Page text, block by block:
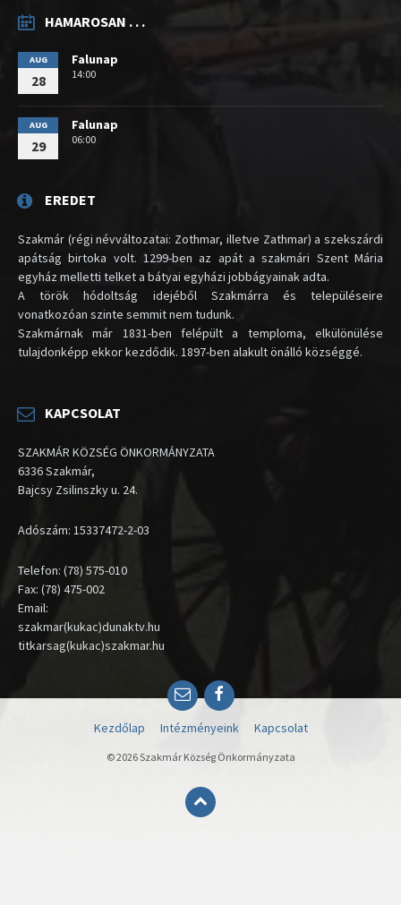
HAMAROSAN . . .
AUG
28
Falunap
14:00
AUG
29
Falunap
06:00
EREDET
Szakmár (régi névváltozatai: Zothmar, illetve Zathmar) a szekszárdi
apátság birtoka volt. 1299-ben az apát a szakmári Szent Mária
egyház melletti telket a bátyai egyházi jobbágyainak adta.
A török hódoltság idejéből Szakmárra és településeire
vonatkozóan szinte semmit nem tudunk.
Szakmárnak már 1831-ben felépült a temploma, elkülönülése
tulajdonképp ekkor kezdődik. 1897-ben alakult önálló községgé.
KAPCSOLAT
SZAKMÁR KÖZSÉG ÖNKORMÁNYZATA
6336 Szakmár,
Bajcsy Zsilinszky u. 24.
Adószám: 15337472-2-03
Telefon: (78) 575-010
Fax: (78) 475-002
Email:
szakmar(kukac)dunaktv.hu
titkarsag(kukac)szakmar.hu
EmailFacebook
Kezdőlap Intézményeink Kapcsolat
© 2026 Szakmár Község Önkormányzata